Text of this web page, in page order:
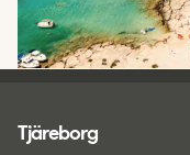
Tjäreborg